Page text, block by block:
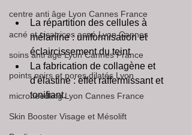
centre anti âge Lyon Cannes France
acné et cicatrices acné Lyon Cannes
soins anti âge Lyon Cannes France
points noirs et pores dilatés Lyon
microneedling Lyon Cannes France
Skin Booster Visage et Mésolift
La répartition des cellules à
mélanine : uniformisation et
éclaircissement du teint
La fabrication de collagène et
d'élastine : effet raffermissant et
tonifiant.